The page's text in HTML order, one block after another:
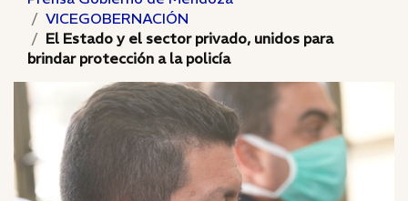
VICEGOBERNACIÓN
El Estado y el sector privado, unidos para
brindar protección a la policía